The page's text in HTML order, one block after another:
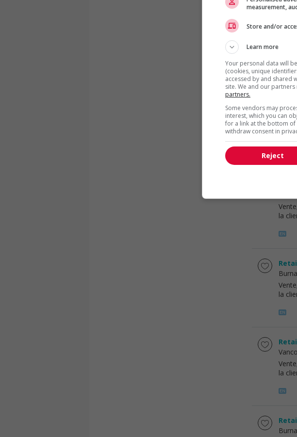
la
Surrey
la
la
la
la
measurement,
Store and/or
Learn more
Your personal data will
(cookies, unique
accessed by and shared
site. We and our
partners.
Some vendors may
interest, which you can
for a link at the bottom
withdraw consent in
Reject